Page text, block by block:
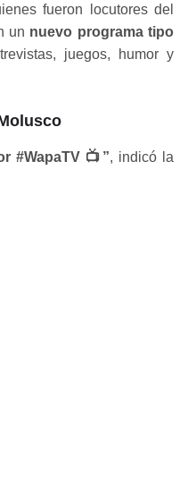
fueron locutores del
un nuevo programa tipo
juegos, humor y
#WapaTV 📺”, indicó la